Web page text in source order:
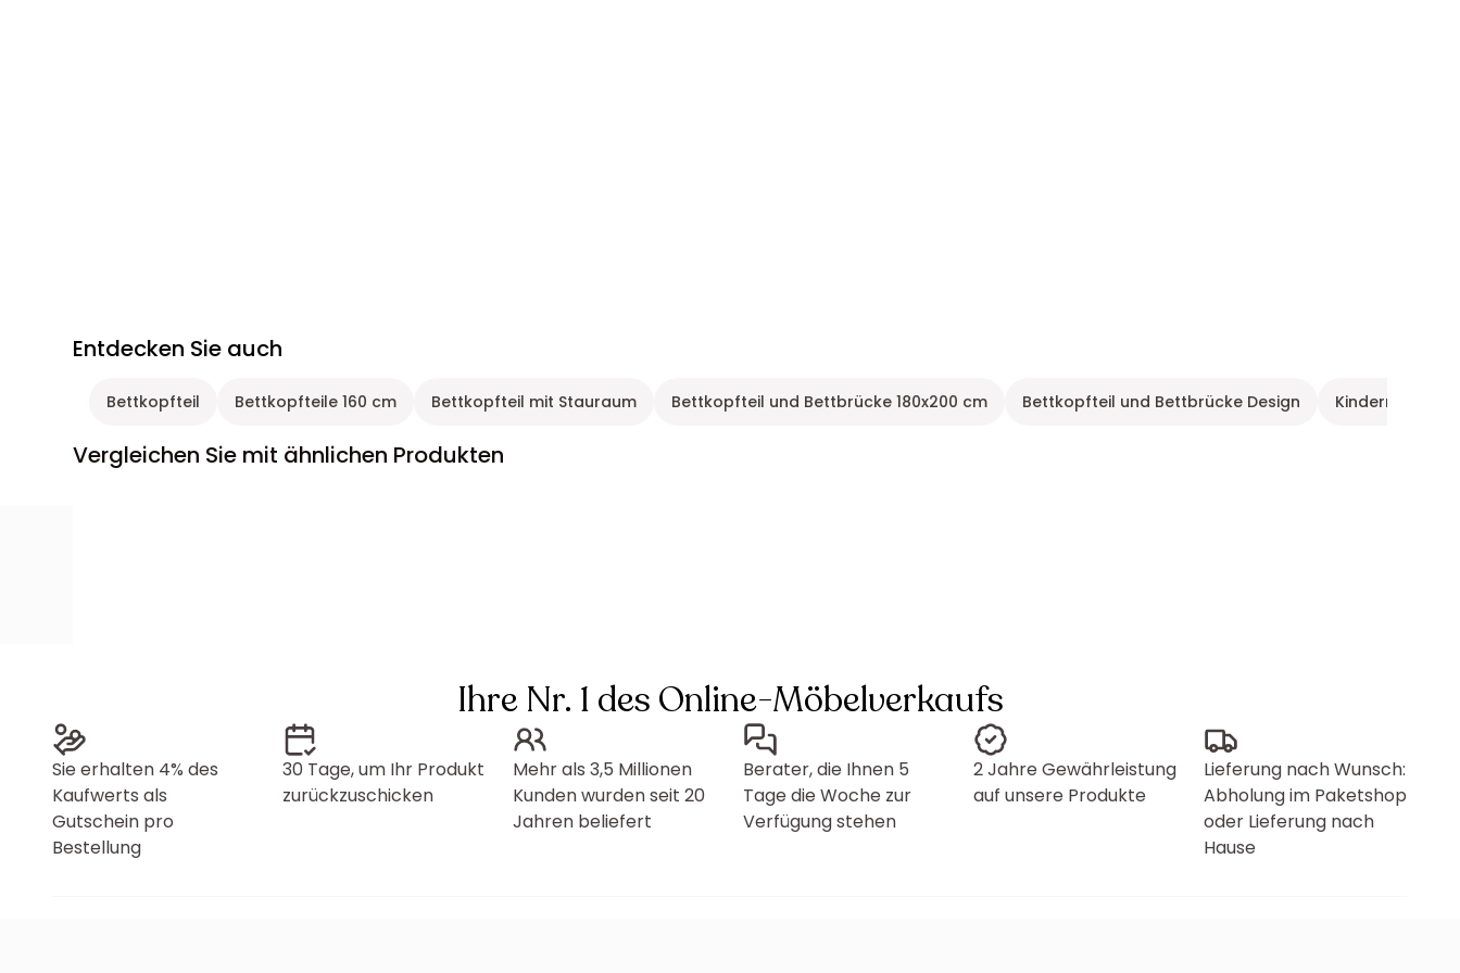
Entdecken Sie auch
Bettkopfteil Bettkopfteile 160 cm Bettkopfteil mit Stauraum Bettkopfteil und Bettbrücke 180x200 cm Bettkopfteil und Bettbrücke Design Kindermöbel
Vergleichen Sie mit ähnlichen Produkten
Ihre Nr. 1 des Online-Möbelverkaufs
Sie erhalten 4% des
Kaufwerts als
Gutschein pro
Bestellung
30 Tage, um Ihr Produkt
zurückzuschicken
Mehr als 3,5 Millionen
Kunden wurden seit 20
Jahren beliefert
Berater, die Ihnen 5
Tage die Woche zur
Verfügung stehen
2 Jahre Gewährleistung
auf unsere Produkte
Lieferung nach Wunsch:
Abholung im Paketshop
oder Lieferung nach
Hause